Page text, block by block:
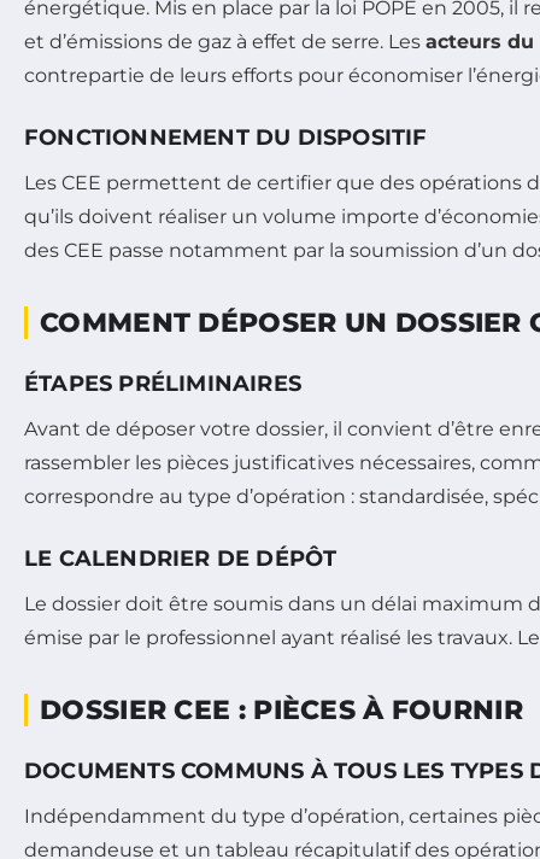
énergétique. Mis en place par la loi POPE en 2005,
et d’émissions de gaz à effet de serre. Les acteurs du
contrepartie de leurs efforts pour économiser
FONCTIONNEMENT DU DISPOSITIF
Les CEE permettent de certifier que des opérations
qu’ils doivent réaliser un volume importe
des CEE passe notamment par la soumission d’un
COMMENT DÉPOSER UN DOSSIER
ÉTAPES PRÉLIMINAIRES
Avant de déposer votre dossier, il convient d’être
rassembler les pièces justificatives nécessaires,
correspondre au type d’opération : standardisée,
LE CALENDRIER DE DÉPÔT
Le dossier doit être soumis dans un délai maximum
émise par le professionnel ayant réalisé les travaux.
DOSSIER CEE : PIÈCES À FOURNIR
DOCUMENTS COMMUNS À TOUS LES TYPES
Indépendamment du type d’opération, certaines
demandeuse et un tableau récapitulatif des